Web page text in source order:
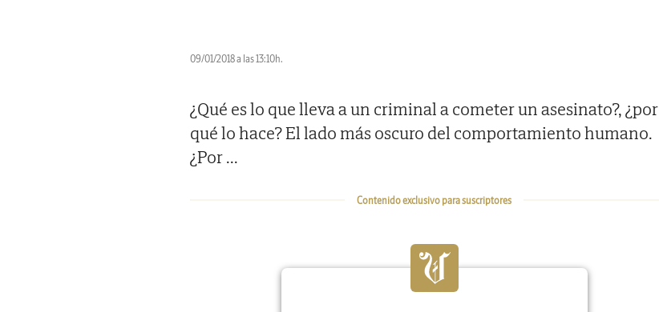
09/01/2018 a las 13:10h.
¿Qué es lo que lleva a un criminal a cometer un asesinato?, ¿por
qué lo hace? El lado más oscuro del comportamiento humano.
¿Por...
Contenido exclusivo para suscriptores